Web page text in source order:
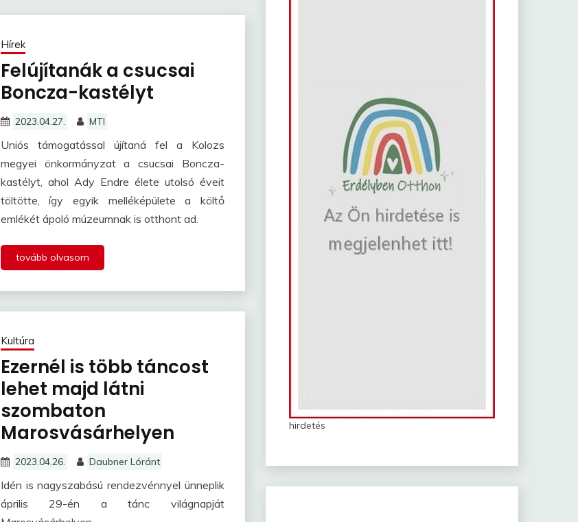
Hírek
Felújítanák a csucsai
Boncza-kastélyt
2023.04.27. MTI
Uniós támogatással újítaná fel a Kolozs
megyei önkormányzat a csucsai Boncza-
kastélyt, ahol Ady Endre élete utolsó éveit
töltötte, így egyik melléképülete a költő
emlékét ápoló múzeumnak is otthont ad.
tovább olvasom
Kultúra
Ezernél is több táncost
lehet majd látni
szombaton
Marosvásárhelyen
2023.04.26. Daubner Lóránt
Idén is nagyszabású rendezvénnyel ünneplik
április 29-én a tánc világnapját
hirdetés